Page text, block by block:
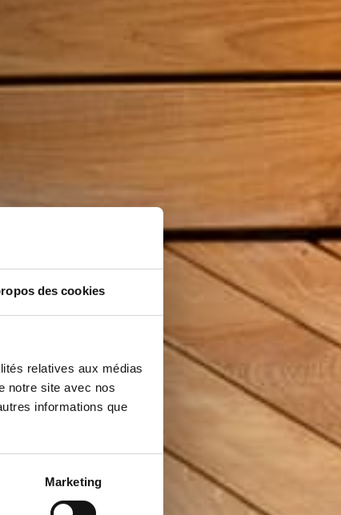
des cookies
relatives aux médias
notre site avec nos
informations que
Marketing